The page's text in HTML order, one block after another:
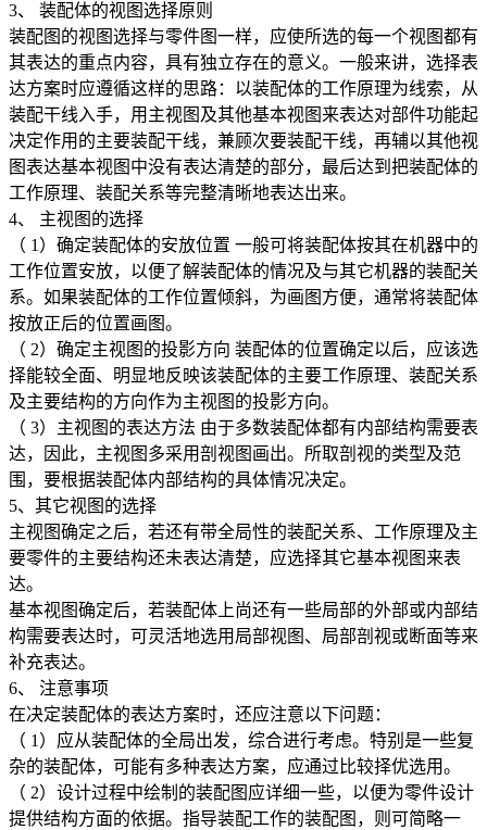
3、 装配体的视图选择原则
装配图的视图选择与零件图一样，应使所选的每一个视图都有
其表达的重点内容，具有独立存在的意义。一般来讲，选择表
达方案时应遵循这样的思路：以装配体的工作原理为线索，从
装配干线入手，用主视图及其他基本视图来表达对部件功能起
决定作用的主要装配干线，兼顾次要装配干线，再辅以其他视
图表达基本视图中没有表达清楚的部分，最后达到把装配体的
工作原理、装配关系等完整清晰地表达出来。
4、 主视图的选择
（ 1）确定装配体的安放位置 一般可将装配体按其在机器中的
工作位置安放，以便了解装配体的情况及与其它机器的装配关
系。如果装配体的工作位置倾斜，为画图方便，通常将装配体
按放正后的位置画图。
（ 2）确定主视图的投影方向 装配体的位置确定以后，应该选
择能较全面、明显地反映该装配体的主要工作原理、装配关系
及主要结构的方向作为主视图的投影方向。
（ 3）主视图的表达方法 由于多数装配体都有内部结构需要表
达，因此，主视图多采用剖视图画出。所取剖视的类型及范
围，要根据装配体内部结构的具体情况决定。
5、其它视图的选择
主视图确定之后，若还有带全局性的装配关系、工作原理及主
要零件的主要结构还未表达清楚，应选择其它基本视图来表
达。
基本视图确定后，若装配体上尚还有一些局部的外部或内部结
构需要表达时，可灵活地选用局部视图、局部剖视或断面等来
补充表达。
6、 注意事项
在决定装配体的表达方案时，还应注意以下问题：
（ 1）应从装配体的全局出发，综合进行考虑。特别是一些复
杂的装配体，可能有多种表达方案，应通过比较择优选用。
（ 2）设计过程中绘制的装配图应详细一些，以便为零件设计
提供结构方面的依据。指导装配工作的装配图，则可简略一